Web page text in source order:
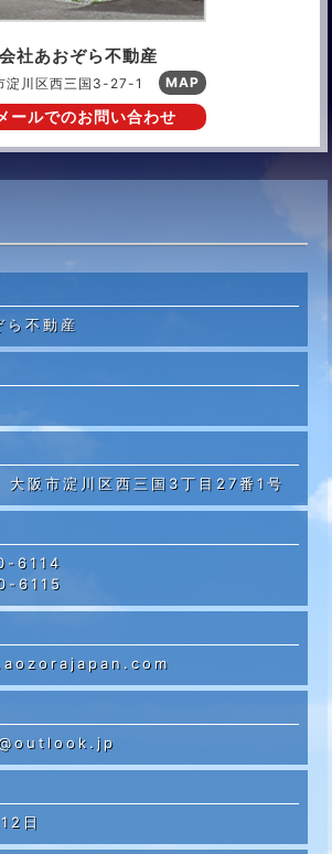
社あおぞら不動産
淀川区西三国3-27-1 MAP
ールでのお問い合わせ
ら不動産
阪市淀川区西三国3丁目27番1号
6114
6115
日